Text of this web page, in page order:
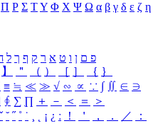
Π Ρ Σ ΤΥ Φ Χ Ψ Ω α β γ δ ε ζ η
פ ם ן ו ט א ר ק ף ך ל
】 ＂ （ ） ［ ］ ｛ ｝
≡ ≒ ≪ ≫ √ ∽ ∝ ∵ ∫ ∬ ∈ ∋
∮ ∑ ∏ ＋ － ＜ ＝
＞
ˇ ˘ ˝ ˚ ˙ ¸ ¡ ¿ ː ！ ＇ ， ． ／
：